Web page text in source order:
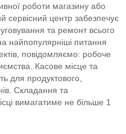
роботи магазину або
сервісний центр забезпечує
та ремонт всього
найпопулярніші питання
повідомляємо: робоче
Касове місце та
для продуктового,
Складання та
вимагатиме не більше 1